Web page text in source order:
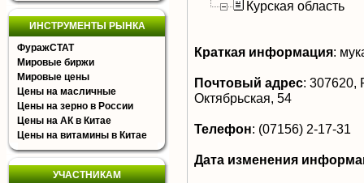
ИНСТРУМЕНТЫ РЫНКА
ФуражСТАТ
Мировые биржи
Мировые цены
Цены на масличные
Цены на зерно в России
Цены на АК в Китае
Цены на витамины в Китае
УЧАСТНИКАМ
Курская область
Краткая информация:
Почтовый адрес: 307620,
Октябрьская, 54
Телефон: (07156) 2-17-31
Дата изменения